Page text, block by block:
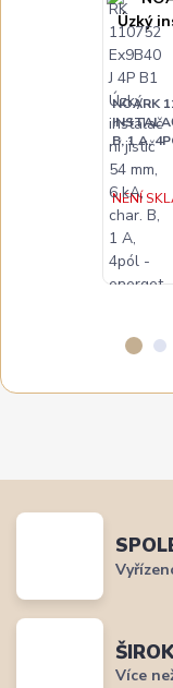
NOARK
B, 1 A,
NENÍ
Více